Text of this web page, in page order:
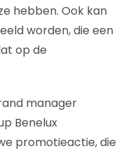
hebben. Ook kan
worden, die een
op de
manager
Benelux
promotieactie, die